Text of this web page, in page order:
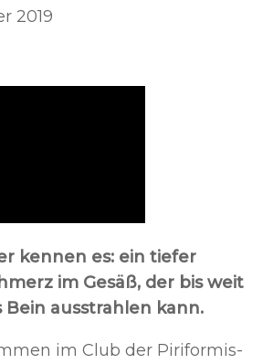
2019
kennen es: ein tiefer
im Gesäß, der bis weit
ausstrahlen kann.
im Club der Piriformis-